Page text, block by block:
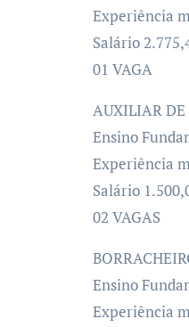
Experiência
Salário
01 VAGA
AUXILIAR
Ensino
Experiência
Salário
02 VAGAS
Ensino
Experiência